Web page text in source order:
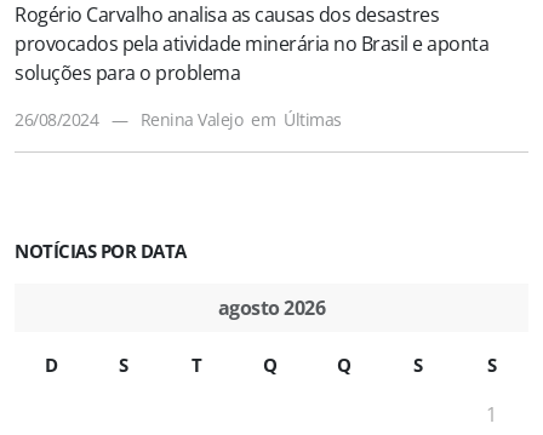
Rogério Carvalho analisa as causas dos desastres
provocados pela atividade minerária no Brasil e aponta
soluções para o problema
26/08/2024 — Renina Valejo em Últimas
NOTÍCIAS POR DATA
agosto 2026
D S T Q Q S S
1